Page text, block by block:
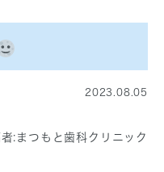
2023.08.05
: まつもと歯科クリニック